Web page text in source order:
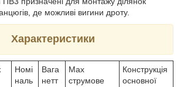
де можливі вигини дроту.
Характеристики
Номі
наль
Вага
нетт
Max
струмове
Конструкція
основної